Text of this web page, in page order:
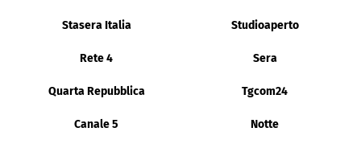
Stasera Italia Studioaperto
Rete 4 Sera
Quarta Repubblica Tgcom24
Canale 5 Notte